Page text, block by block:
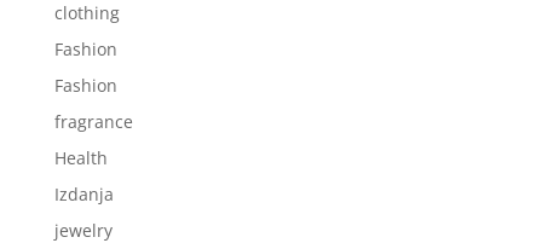
clothing
Fashion
Fashion
fragrance
Health
Izdanja
jewelry